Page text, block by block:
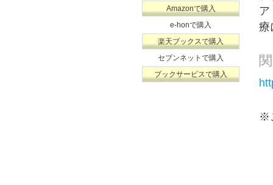
Amazonで購入
e-honで購入
楽天ブックスで購入
セブンネットで購入
ブックサービスで購入
ア
療
※